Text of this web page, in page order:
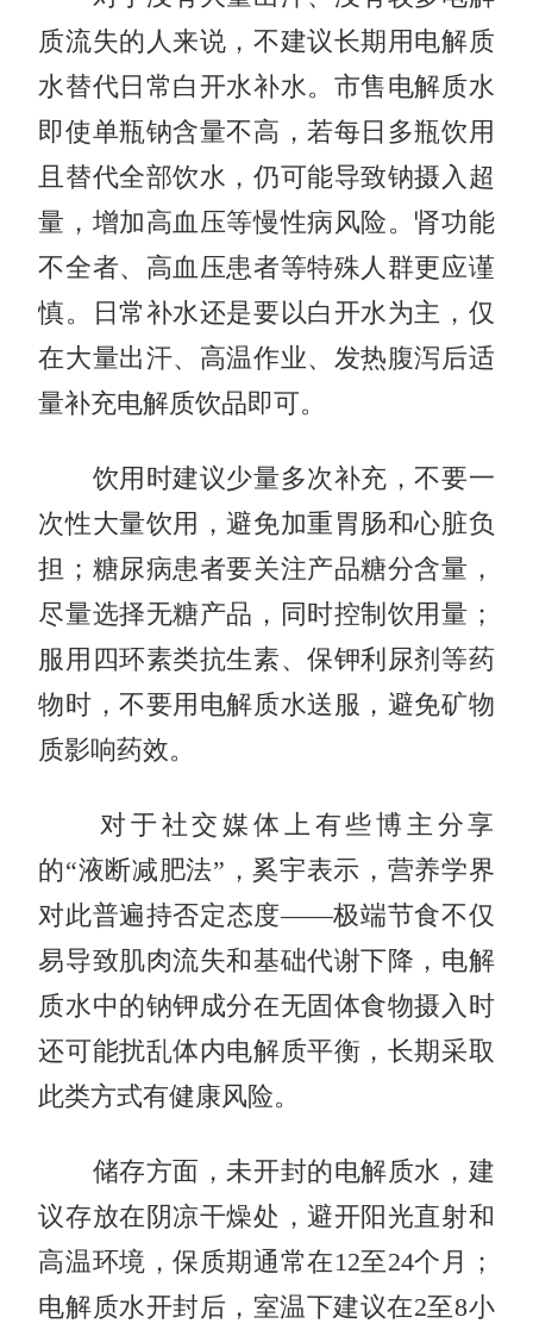
质流失的人来说，不建议长期用电解质
水替代日常白开水补水。市售电解质水
即使单瓶钠含量不高，若每日多瓶饮用
且替代全部饮水，仍可能导致钠摄入超
量，增加高血压等慢性病风险。肾功能
不全者、高血压患者等特殊人群更应谨
慎。日常补水还是要以白开水为主，仅
在大量出汗、高温作业、发热腹泻后适
量补充电解质饮品即可。
饮用时建议少量多次补充，不要一
次性大量饮用，避免加重胃肠和心脏负
担；糖尿病患者要关注产品糖分含量，
尽量选择无糖产品，同时控制饮用量；
服用四环素类抗生素、保钾利尿剂等药
物时，不要用电解质水送服，避免矿物
质影响药效。
对于社交媒体上有些博主分享
的“液断减肥法”，奚宇表示，营养学界
对此普遍持否定态度——极端节食不仅
易导致肌肉流失和基础代谢下降，电解
质水中的钠钾成分在无固体食物摄入时
还可能扰乱体内电解质平衡，长期采取
此类方式有健康风险。
储存方面，未开封的电解质水，建
议存放在阴凉干燥处，避开阳光直射和
高温环境，保质期通常在12至24个月；
电解质水开封后，室温下建议在2至8小